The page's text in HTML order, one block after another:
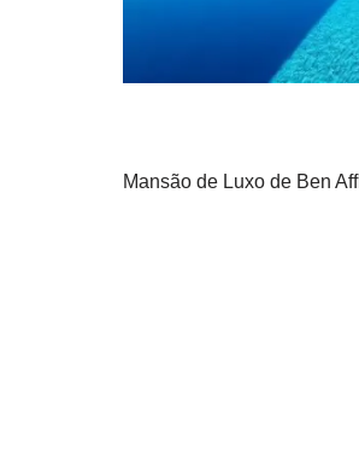
Mansão de Luxo de Ben